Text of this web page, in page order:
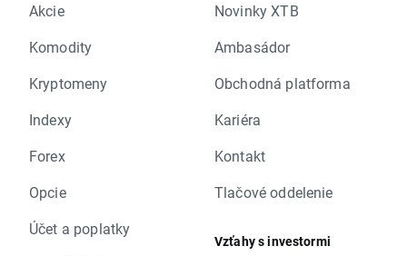
Akcie
Komodity
Kryptomeny
Indexy
Forex
Opcie
Účet a poplatky
Novinky XTB
Ambasádor
Obchodná platforma
Kariéra
Kontakt
Tlačové oddelenie
Vzťahy s investormi